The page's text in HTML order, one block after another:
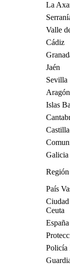
La
Valle
Cádiz
Jaén
Sevilla
Aragón
Islas
Galicia
País
Ceuta
España
Policía